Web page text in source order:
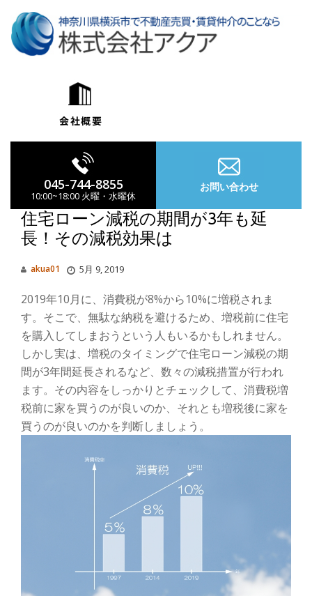
045-744-8855
10:00~18:00 火曜・水曜休
お問い合わせ
ゲ
ー
シ
ョ
り
替
住宅ローン減税の期間が3年も延
長！その減税効果は
akua01 5月 9, 2019
2019年10月に、消費税が8%から10%に増税されま
す。そこで、無駄な納税を避けるため、増税前に住宅
を購入してしまおうという人もいるかもしれません。
しかし実は、増税のタイミングで住宅ローン減税の期
間が3年間延長されるなど、数々の減税措置が行われ
ます。その内容をしっかりとチェックして、消費税増
税前に家を買うのが良いのか、それとも増税後に家を
買うのが良いのかを判断しましょう。